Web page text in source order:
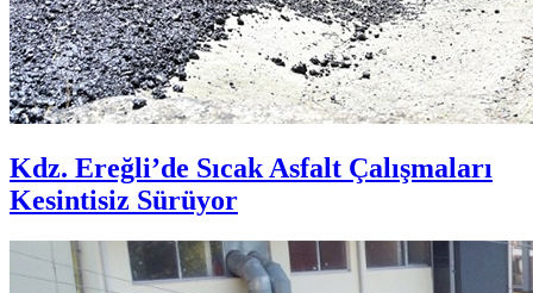
Kdz. Ereğli’de Sıcak Asfalt Çalışmaları
Kesintisiz Sürüyor